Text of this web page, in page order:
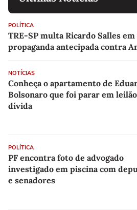
POLÍTICA
TRE-SP multa Ricardo Salles
propaganda antecipada contra
NOTÍCIAS
Conheça o apartamento de
Bolsonaro que foi parar em
dívida
POLÍTICA
PF encontra foto de advogado
investigado em piscina com
e senadores